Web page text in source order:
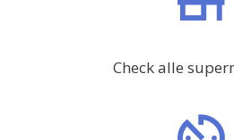
Check alle